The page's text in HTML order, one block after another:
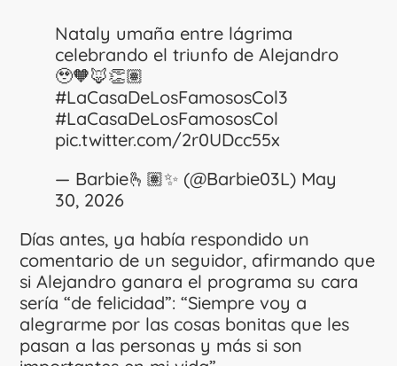
Nataly umaña entre lágrima
celebrando el triunfo de Alejandro
🥹🧡🦊👏🏽
#LaCasaDeLosFamososCol3
#LaCasaDeLosFamososCol
pic.twitter.com/2r0UDcc55x
— Barbie🫰🏽✨ (@Barbie03L) May
30, 2026
Días antes, ya había respondido un
comentario de un seguidor, afirmando que
si Alejandro ganara el programa su cara
sería “de felicidad”: “Siempre voy a
alegrarme por las cosas bonitas que les
pasan a las personas y más si son